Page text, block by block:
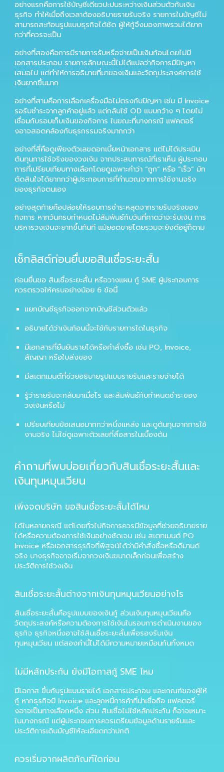
อย่างแรกคือการใช้บัญชีเดียวปะปนระหว่างเงินส่วนตัวกับเงิน
ธุรกิจ ทำให้เมื่อถึงเวลาต้องอธิบายรายรับจริง รายการในบัญชีไม่
สามารถสะท้อนรูปแบบธุรกิจได้ชัด ผู้ให้กู้จึงมองภาพรวมได้ยาก
กว่าที่ควรจะเป็น
อย่างที่สองคือการมีรายการรับหรือจ่ายเป็นเงินก้อนโดยไม่มี
เอกสารประกอบ รายการลักษณะนี้ไม่ได้แปลว่ากิจการมีปัญหา
เสมอไป แต่ทำให้การอธิบายที่มาของเงินและวัตถุประสงค์การใช้
เงินยากขึ้นมาก
อย่างที่สามคือการเลือกเครื่องมือไม่ตรงกับปัญหา เช่น มี Invoice
รอรับชำระจากลูกค้าอยู่แล้ว แต่กลับใช้ OD แบบกว้าง ๆ โดยไม่
เชื่อมกับรอบเก็บเงินของกิจการ ในขณะที่บางกรณี แฟคตอริ่
งอาจสอดคล้องกับธุรกรรมจริงมากกว่า
อย่างที่สี่คือดูเพียงตัวเลขดอกเบี้ยหน้าเอกสาร แต่ไม่ได้ประเมิน
ต้นทุนการใช้จริงของวงเงิน จากประสบการณ์ที่เราเห็น ผู้ประกอบ
การที่เปรียบเทียบทางเลือกโดยดูเฉพาะคำว่า “ถูก” หรือ “เร็ว” มัก
ตัดสินใจได้ยากกว่าผู้ประกอบการที่คำนวณจากการใช้งานจริง
ของธุรกิจตนเอง
อย่างสุดท้ายคือปล่อยให้รอบการชำระหลุดจากรายรับจริงของ
กิจการ หากวันครบกำหนดไม่สัมพันธ์กับวันที่คาดว่าจะรับเงิน การ
บริหารวงเงินจะยากขึ้นทันที แม้ยอดขายโดยรวมจะยังดีอยู่ก็ตาม
เช็กลิสต์ก่อนยื่นขอสินเชื่อระยะสั้น
ก่อนยื่นขอ สินเชื่อระยะสั้น หรือวางแผนกู้ SME ผู้ประกอบการ
ควรตรวจให้ครบอย่างน้อย 6 ข้อนี้
แยกบัญชีธุรกิจออกจากบัญชีส่วนตัวแล้ว
อธิบายได้ว่าเงินก้อนนี้จะใช้กับรายการใดในธุรกิจ
มีเอกสารที่ยืนยันรายได้หรือคำสั่งซื้อ เช่น PO, Invoice,
สัญญา หรือใบส่งของ
มีสเตทเมนต์ที่ช่วยอธิบายรูปแบบรายรับและรายจ่ายได้
รู้ว่ารายรับจะกลับมาเมื่อไร และสัมพันธ์กับกำหนดชำระของ
วงเงินหรือไม่
เปรียบเทียบข้อเสนอมากกว่าหนึ่งแหล่ง และดูต้นทุนจากการใช้
งานจริง ไม่ใช่ดูเฉพาะตัวเลขที่สื่อสารในเบื้องต้น
คำถามที่พบบ่อยเกี่ยวกับสินเชื่อระยะสั้นและ
เงินทุนหมุนเวียน
เพิ่งจดบริษัท ขอสินเชื่อระยะสั้นได้ไหม
ได้ในหลายกรณี แต่โดยทั่วไปกิจการควรมีข้อมูลที่ช่วยอธิบายราย
ได้หรือความต้องการใช้เงินอย่างชัดเจน เช่น สเตทเมนต์ PO
Invoice หรือเอกสารธุรกิจที่พิสูจน์ได้ว่ามีคำสั่งซื้อหรือดีมานด์
จริง บางธุรกิจอาจเริ่มจากวงเงินขนาดเล็กก่อนเพื่อสร้าง
ประวัติการใช้วงเงิน
สินเชื่อระยะสั้นต่างจากเงินทุนหมุนเวียนอย่างไร
สินเชื่อระยะสั้นคือรูปแบบของเงินกู้ ส่วนเงินทุนหมุนเวียนคือ
วัตถุประสงค์หรือความต้องการใช้เงินในรอบการดำเนินงานของ
ธุรกิจ ธุรกิจหนึ่งอาจใช้สินเชื่อระยะสั้นเพื่อรองรับเงิน
ทุนหมุนเวียน แต่สองคำนี้ไม่ได้มีความหมายเหมือนกันทั้งหมด
ไม่มีหลักประกัน ยังมีโอกาสกู้ SME ไหม
มีโอกาส ขึ้นกับรูปแบบรายได้ เอกสารประกอบ และเกณฑ์ของผู้ให้
กู้ หากธุรกิจมี Invoice และลูกหนี้การค้าที่น่าเชื่อถือ แฟคตอริ่
งอาจเป็นทางเลือกหนึ่ง ส่วน สินเชื่อไม่ใช้หลักประกัน ก็อาจเหมาะ
ในบางกรณี แต่ผู้ประกอบการควรเตรียมข้อมูลด้านรายรับและ
ประวัติการเดินบัญชีให้ละเอียดกว่าปกติ
ควรเริ่มจากผลิตภัณฑ์ใดก่อน